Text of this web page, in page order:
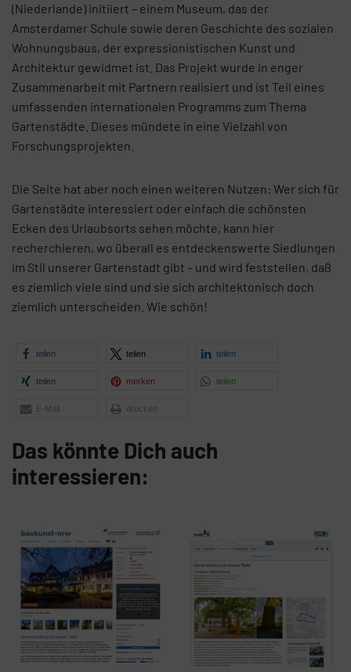
(Niederlande) initiiert – einem Museum, das der
Amsterdamer Schule sowie deren Geschichte des sozialen
Wohnungsbaus, der expressionistischen Kunst und
Architektur gewidmet ist. Das Projekt wurde in enger
Zusammenarbeit mit Partnern realisiert und ist Teil eines
umfassenden internationalen Programms zum Thema
Gartenstädte. Dieses mündete in eine Vielzahl von
Forschungsprojekten.
Die Seite hat aber noch einen weiteren Nutzen: Wer sich für
Gartenstädte interessiert oder einfach die schönsten
Ecken des Urlaubsorts sehen möchte, kann hier
recherchieren, wo überall es entdeckenswerte Siedlungen
im Stil unserer Gartenstadt gibt – und wird feststellen, daß
es ziemlich viele sind und sie sich architektonisch doch
ziemlich unterscheiden. Wie schön!
teilen teilen teilen
teilen merken teilen
E-Mail drucken
Das könnte Dich auch
interessieren: